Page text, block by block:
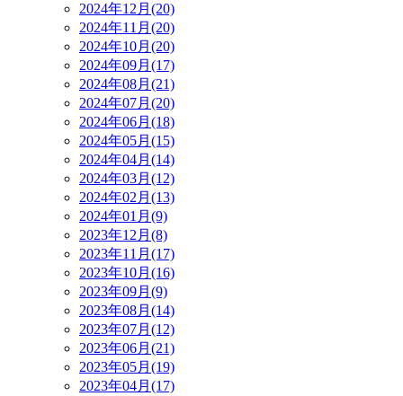
2024年12月(20)
2024年11月(20)
2024年10月(20)
2024年09月(17)
2024年08月(21)
2024年07月(20)
2024年06月(18)
2024年05月(15)
2024年04月(14)
2024年03月(12)
2024年02月(13)
2024年01月(9)
2023年12月(8)
2023年11月(17)
2023年10月(16)
2023年09月(9)
2023年08月(14)
2023年07月(12)
2023年06月(21)
2023年05月(19)
2023年04月(17)